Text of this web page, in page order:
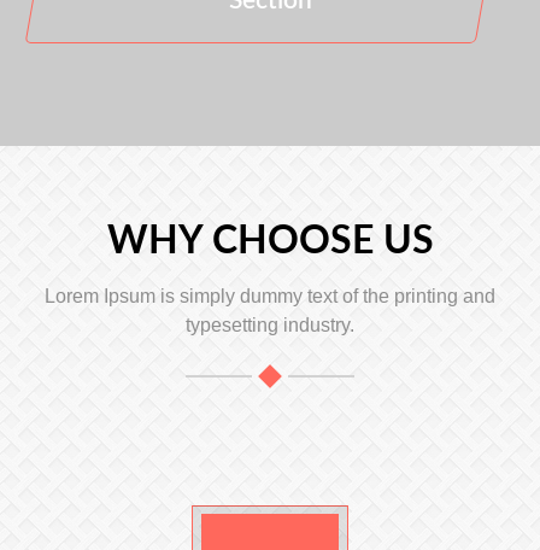
WHY CHOOSE US
Lorem Ipsum is simply dummy text of the printing and
typesetting industry.